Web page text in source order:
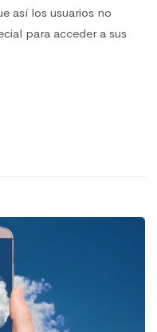
así los usuarios no
para acceder a sus